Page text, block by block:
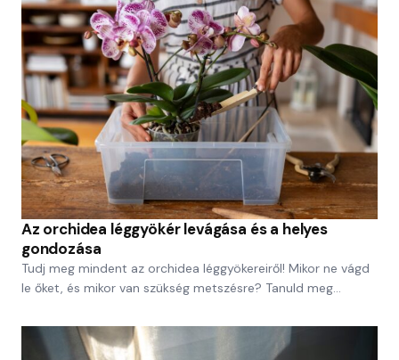
Az orchidea léggyökér levágása és a helyes
gondozása
Tudj meg mindent az orchidea léggyökereiről! Mikor ne vágd
le őket, és mikor van szükség metszésre? Tanuld meg…